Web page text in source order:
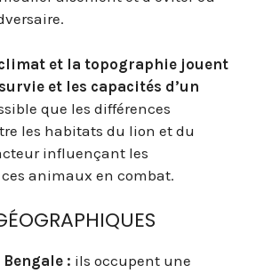
et la topographie jouent
et les capacités d’un
que les différences
les habitats du lion et du
influençant les
animaux en combat.
: ils occupent une